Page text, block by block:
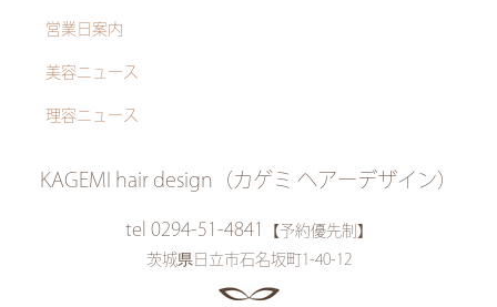
営業日案内
美容ニュース
理容ニュース
KAGEMI hair design（カゲミ ヘアーデザイン）
tel 0294-51-4841
【予約優先制】
茨城県日立市石名坂町1-40-12